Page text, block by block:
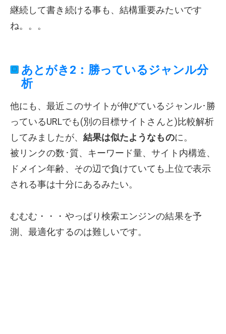
継続して書き続ける事も、結構重要みたいです
ね。。。
あとがき2：勝っているジャンル分
析
他にも、最近このサイトが伸びているジャンル･勝
っているURLでも(別の目標サイトさんと)比較解析
してみましたが、 結果は似たようなものに。
被リンクの数･質、キーワード量、サイト内構造、
ドメイン年齢、その辺で負けていても上位で表示
される事は十分にあるみたい。
むむむ・・・やっぱり検索エンジンの結果を予
測、最適化するのは難しいです。